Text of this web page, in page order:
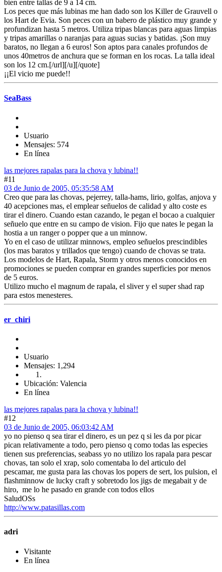
bien entre tallas de 9 a 14 cm.
Los peces que más lubinas me han dado son los Killer de Grauvell o
los Hart de Evia. Son peces con un babero de plástico muy grande y
profundizan hasta 5 metros. Utiliza tripas blancas para aguas limpias
y tripas amarillas o naranjas para aguas sucias y batidas. ¡Son muy
baratos, no llegan a 6 euros! Son aptos para canales profundos de
unos 40metros de anchura que se forman en los rocas. La talla ideal
son los 12 cm.[/url][/u][/quote]
¡¡El vicio me puede!!
SeaBass
Usuario
Mensajes: 574
En línea
las mejores rapalas para la chova y lubina!!
#11
03 de Junio de 2005, 05:35:58 AM
Creo que para las chovas, pejerrey, talla-hams, lirio, golfas, anjova y
40 acepciones mas, el emplear señuelos de calidad y alto coste es
tirar el dinero. Cuando estan cazando, le pegan el bocao a cualquier
señuelo que entre en su campo de vision. Fijo que nates le pegan la
hostia a un ranger o popper que a un minnow.
Yo en el caso de utilizar minnows, empleo señuelos prescindibles
(los mas baratos y trillados que tengo) cuando de chovas se trata.
Los modelos de Hart, Rapala, Storm y otros menos conocidos en
promociones se pueden comprar en grandes superficies por menos
de 5 euros.
Utilizo mucho el magnum de rapala, el sliver y el super shad rap
para estos menesteres.
er_chiri
Usuario
Mensajes: 1,294
Ubicación: Valencia
En línea
las mejores rapalas para la chova y lubina!!
#12
03 de Junio de 2005, 06:03:42 AM
yo no pienso q sea tirar el dinero, es un pez q si les da por picar
pican relativamente a todo, pero pienso q como todas las especies
tienen sus preferencias, seabass yo no utilizo los rapala para pescar
chovas, tan solo el xrap, solo comentaba lo del articulo del
pescamar, me gusta para las chovas los popers de sert, los pulsion, el
flashminnow de lucky craft y sobretodo los jigs de megabait y de
hiro, me lo he pasado en grande con todos ellos
SaludOSs
http://www.patasillas.com
adri
Visitante
En línea